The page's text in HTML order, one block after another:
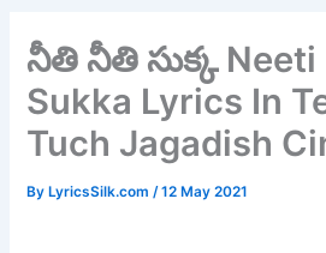
నీతి నీతి సుక్క Neeti
Sukka Lyrics In
Tuch Jagadish
ByLyricsSilk.com /12 May 2021